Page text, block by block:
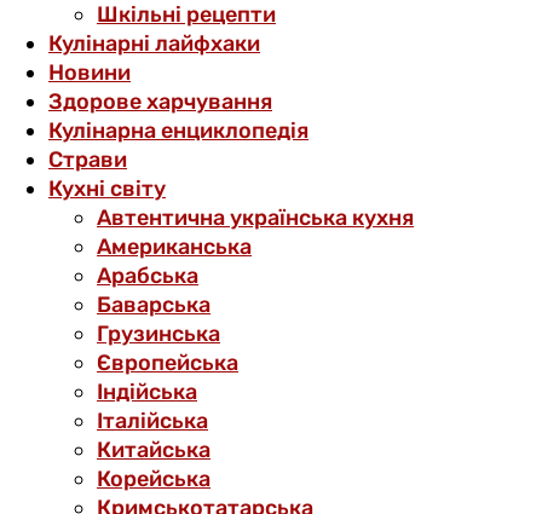
Шкільні рецепти
Кулінарні лайфхаки
Новини
Здорове харчування
Кулінарна енциклопедія
Страви
Кухні світу
Автентична українська кухня
Американська
Арабська
Баварська
Грузинська
Європейська
Індійська
Італійська
Китайська
Корейська
Кримськотатарська